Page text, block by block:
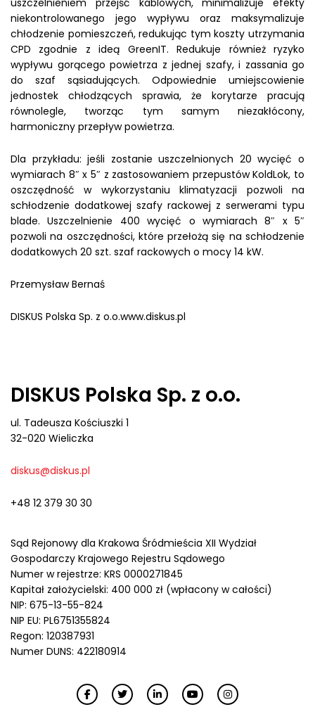
uszczelnieniem przejść kablowych, minimalizuje efekty
niekontrolowanego jego wypływu oraz maksymalizuje
chłodzenie pomieszczeń, redukując tym koszty utrzymania
CPD zgodnie z ideą GreenIT. Redukuje również ryzyko
wypływu gorącego powietrza z jednej szafy, i zassania go
do szaf sąsiadujących. Odpowiednie umiejscowienie
jednostek chłodzących sprawia, że korytarze pracują
równolegle, tworząc tym samym niezakłócony,
harmoniczny przepływ powietrza.
Dla przykładu: jeśli zostanie uszczelnionych 20 wycięć o
wymiarach 8″ x 5″ z zastosowaniem przepustów KoldLok, to
oszczędność w wykorzystaniu klimatyzacji pozwoli na
schłodzenie dodatkowej szafy rackowej z serwerami typu
blade. Uszczelnienie 400 wycięć o wymiarach 8″ x 5″
pozwoli na oszczędności, które przełożą się na schłodzenie
dodatkowych 20 szt. szaf rackowych o mocy 14 kW.
Przemysław Bernaś
DISKUS Polska Sp. z o.o.www.diskus.pl
DISKUS Polska Sp. z o.o.
ul. Tadeusza Kościuszki 1
32-020 Wieliczka
diskus@diskus.pl
+48 12 379 30 30
Sąd Rejonowy dla Krakowa Śródmieścia XII Wydział
Gospodarczy Krajowego Rejestru Sądowego
Numer w rejestrze: KRS 0000271845
Kapitał założycielski: 400 000 zł (wpłacony w całości)
NIP: 675-13-55-824
NIP EU: PL6751355824
Regon: 120387931
Numer DUNS: 422180914